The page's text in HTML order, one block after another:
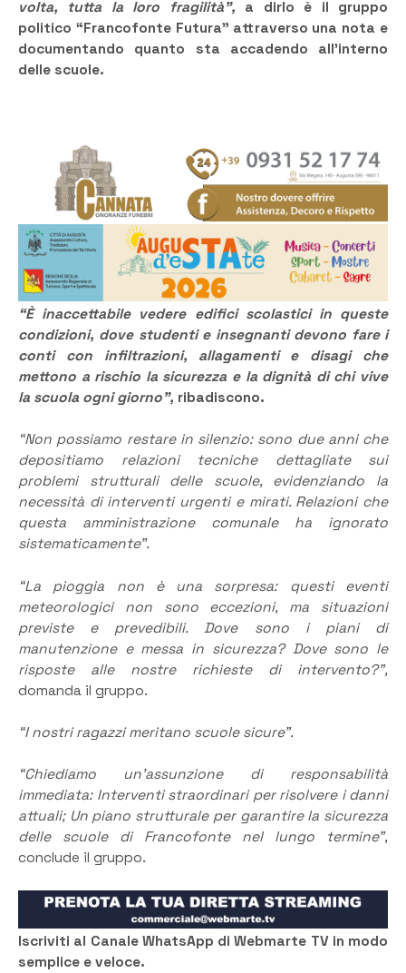
volta, tutta la loro fragilità”, a dirlo è il gruppo
politico “Francofonte Futura” attraverso una nota e
documentando quanto sta accadendo all’interno
delle scuole.
“È inaccettabile vedere edifici scolastici in queste
condizioni, dove studenti e insegnanti devono fare i
conti con infiltrazioni, allagamenti e disagi che
mettono a rischio la sicurezza e la dignità di chi vive
la scuola ogni giorno”, ribadiscono.
“Non possiamo restare in silenzio: sono due anni che
depositiamo relazioni tecniche dettagliate sui
problemi strutturali delle scuole, evidenziando la
necessità di interventi urgenti e mirati. Relazioni che
questa amministrazione comunale ha ignorato
sistematicamente”.
“La pioggia non è una sorpresa: questi eventi
meteorologici non sono eccezioni, ma situazioni
previste e prevedibili. Dove sono i piani di
manutenzione e messa in sicurezza? Dove sono le
risposte alle nostre richieste di intervento?”,
domanda il gruppo.
“I nostri ragazzi meritano scuole sicure”.
“Chiediamo un’assunzione di responsabilità
immediata: Interventi straordinari per risolvere i danni
attuali; Un piano strutturale per garantire la sicurezza
delle scuole di Francofonte nel lungo termine”,
conclude il gruppo.
Iscriviti al Canale WhatsApp di Webmarte TV in modo
semplice e veloce.